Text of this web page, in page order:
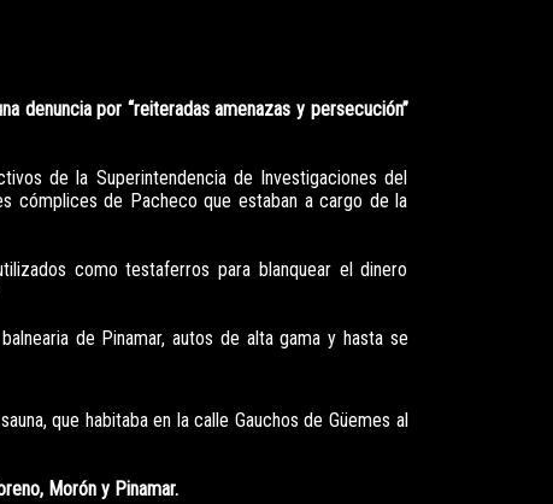
denuncia por “reiteradas amenazas y persecución”
de la Superintendencia de Investigaciones del
cómplices de Pacheco que estaban a cargo de la
como testaferros para blanquear el dinero
de Pinamar, autos de alta gama y hasta se
que habitaba en la calle Gauchos de Güemes al
Morón y Pinamar.